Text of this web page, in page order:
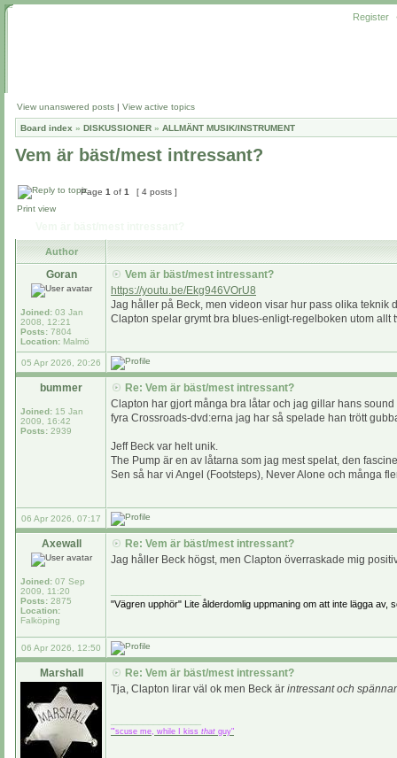
Register
View unanswered posts | View active topics
Board index » DISKUSSIONER » ALLMÄNT MUSIK/INSTRUMENT
Vem är bäst/mest intressant?
Page 1 of 1
[ 4 posts ]
Print view
Author
Goran
Joined: 03 Jan
2008, 12:21
Posts: 7804
Location: Malmö
Vem är bäst/mest intressant?
https://youtu.be/Ekg946VOrU8
Jag håller på Beck, men videon visar hur pass olika teknik
Clapton spelar grymt bra blues-enligt-regelboken utom allt
05 Apr 2026, 20:26
bummer
Joined: 15 Jan
2009, 16:42
Posts: 2939
Re: Vem är bäst/mest intressant?
Clapton har gjort många bra låtar och jag gillar hans
fyra Crossroads-dvd:erna jag har så spelade han trött
Jeff Beck var helt unik.
The Pump är en av låtarna som jag mest spelat, den
Sen så har vi Angel (Footsteps), Never Alone och många
06 Apr 2026, 07:17
Axewall
Joined: 07 Sep
2009, 11:20
Posts: 2875
Location:
Falköping
Re: Vem är bäst/mest intressant?
Jag håller Beck högst, men Clapton överraskade mig
"Vägren upphör" Lite ålderdomlig uppmaning om att inte lägga av,
06 Apr 2026, 12:50
Marshall
Re: Vem är bäst/mest intressant?
Tja, Clapton lirar väl ok men Beck är intressant och
"'scuse me, while I kiss that guy"